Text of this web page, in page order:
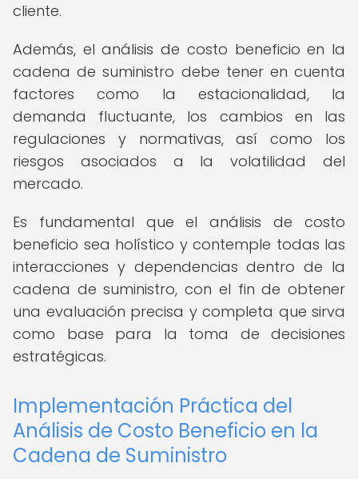
cliente.
Además, el análisis de costo beneficio en la
cadena de suministro debe tener en cuenta
factores como la estacionalidad, la
demanda fluctuante, los cambios en las
regulaciones y normativas, así como los
riesgos asociados a la volatilidad del
mercado.
Es fundamental que el análisis de costo
beneficio sea holístico y contemple todas las
interacciones y dependencias dentro de la
cadena de suministro, con el fin de obtener
una evaluación precisa y completa que sirva
como base para la toma de decisiones
estratégicas.
Implementación Práctica del
Análisis de Costo Beneficio en la
Cadena de Suministro